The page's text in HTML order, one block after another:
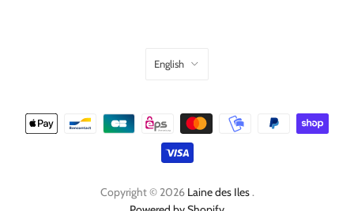
English
Copyright © 2026 Laine des Iles.